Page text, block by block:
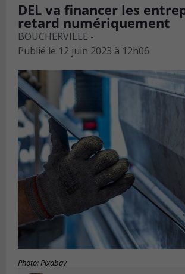
DEL va financer les
retard numériquement
BOUCHERVILLE -
Publié le 12 juin 2023 à 12h06
Photo: Pixabay